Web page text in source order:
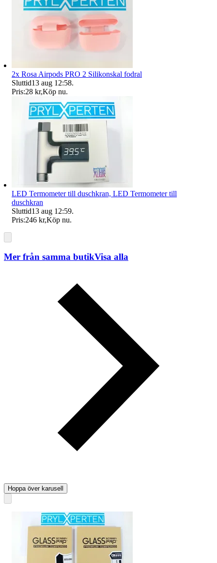
2x Rosa Airpods PRO 2 Silikonskal fodral
Sluttid13 aug 12:58.
Pris:28 kr,Köp nu.
LED Termometer till duschkran, LED Termometer till
duschkran
Sluttid13 aug 12:59.
Pris:246 kr,Köp nu.
Mer från samma butikVisa alla
Hoppa över karusell